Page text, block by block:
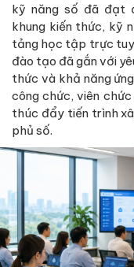
kỹ năng số đã đạt
khung kiến thức, kỹ
tảng học tập trực
đào tạo đã gắn với
thức và khả năng
công chức, viên
thúc đẩy tiến trình
phủ số.